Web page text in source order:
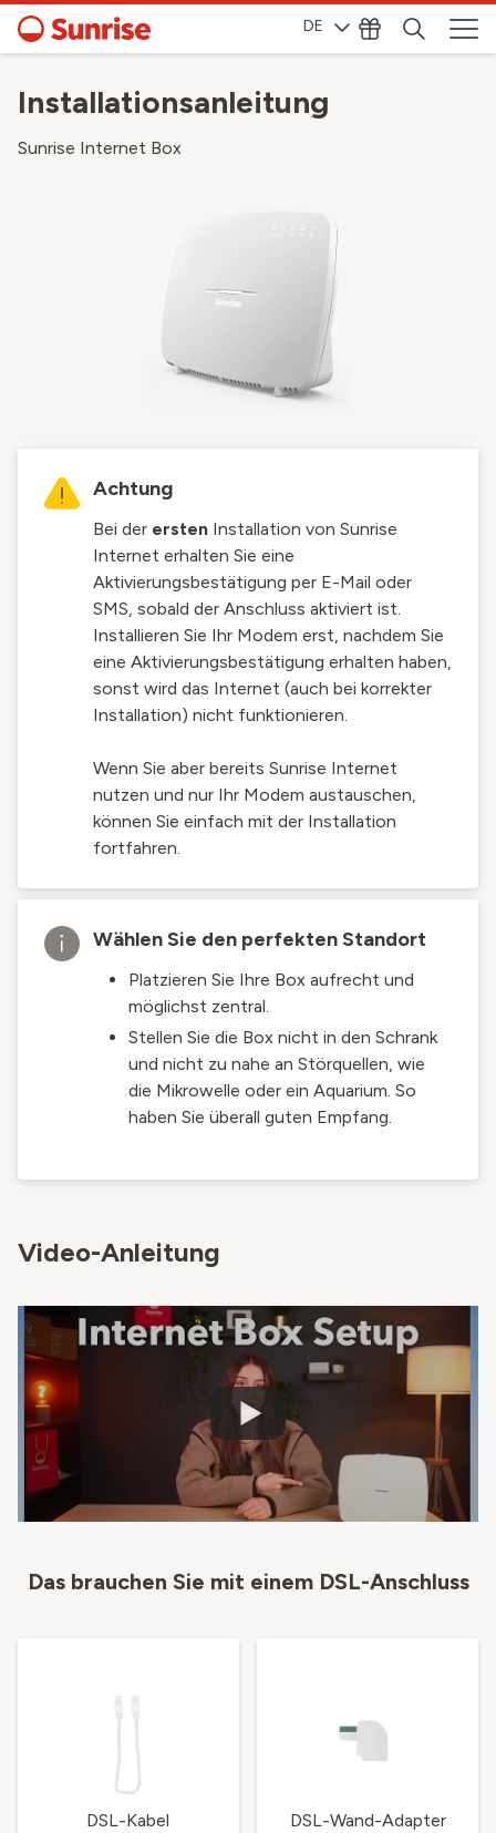
DE
Installationsanleitung
Sunrise Internet Box
Achtung
Bei der ersten Installation von Sunrise
Internet erhalten Sie eine
Aktivierungsbestätigung per E-Mail oder
SMS, sobald der Anschluss aktiviert ist.
Installieren Sie Ihr Modem erst, nachdem Sie
eine Aktivierungsbestätigung erhalten haben,
sonst wird das Internet (auch bei korrekter
Installation) nicht funktionieren.
Wenn Sie aber bereits Sunrise Internet
nutzen und nur Ihr Modem austauschen,
können Sie einfach mit der Installation
fortfahren.
Wählen Sie den perfekten Standort
Platzieren Sie Ihre Box aufrecht und
möglichst zentral.
Stellen Sie die Box nicht in den Schrank
und nicht zu nahe an Störquellen, wie
die Mikrowelle oder ein Aquarium. So
haben Sie überall guten Empfang.
Video-Anleitung
Das brauchen Sie mit einem DSL-Anschluss
DSL-Kabel
DSL-Wand-Adapter